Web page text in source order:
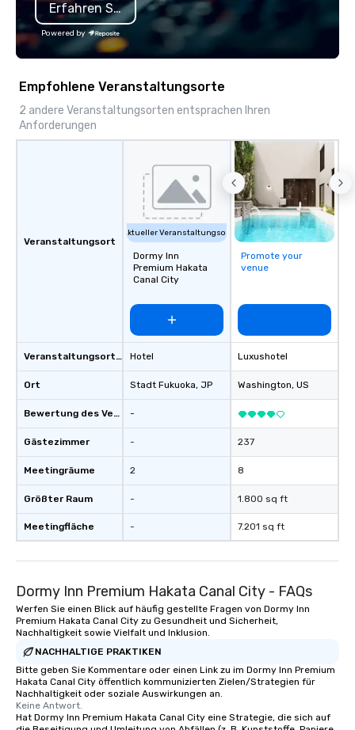
Erfahren Sie mehr
Powered by
Empfohlene Veranstaltungsorte
2 andere Veranstaltungsorten entsprachen Ihren
Anforderungen
Veranstaltungsort
Veranstaltungsortstyp
Ort
Bewertung des Veranstaltungsortes
Gästezimmer
Meetingräume
Größter Raum
Meetingfläche
Aktueller Veranstaltungsort
Dormy Inn
Premium Hakata
Canal City
Hotel
Stadt Fukuoka, JP
-
-
2
-
-
Promote your
venue
Luxushotel
Washington, US
237
8
1.800 sq ft
7.201 sq ft
Dormy Inn Premium Hakata Canal City - FAQs
Werfen Sie einen Blick auf häufig gestellte Fragen von Dormy Inn
Premium Hakata Canal City zu Gesundheit und Sicherheit,
Nachhaltigkeit sowie Vielfalt und Inklusion.
NACHHALTIGE PRAKTIKEN
Bitte geben Sie Kommentare oder einen Link zu im Dormy Inn Premium
Hakata Canal City öffentlich kommunizierten Zielen/Strategien für
Nachhaltigkeit oder soziale Auswirkungen an.
Keine Antwort.
Hat Dormy Inn Premium Hakata Canal City eine Strategie, die sich auf